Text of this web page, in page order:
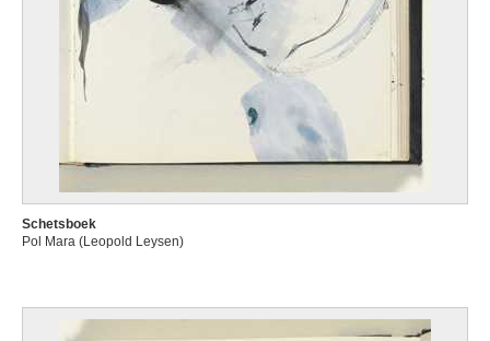
Schetsboek
Pol Mara (Leopold Leysen)